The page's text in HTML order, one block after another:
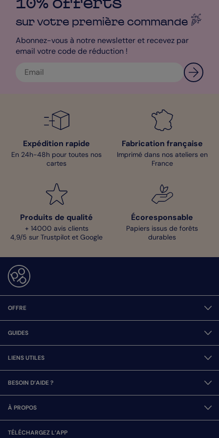
sur votre première commande
Abonnez-vous à notre newsletter et recevez par
email votre code de réduction !
Expédition rapide
En 24h-48h pour toutes nos
cartes
Fabrication française
Imprimé dans nos ateliers en
France
Produits de qualité
+ 14000 avis clients
4,9/5 sur Trustpilot et Google
Écoresponsable
Papiers issus de forêts
durables
OFFRE
GUIDES
LIENS UTILES
BESOIN D’AIDE ?
À PROPOS
TÉLÉCHARGEZ L’APP